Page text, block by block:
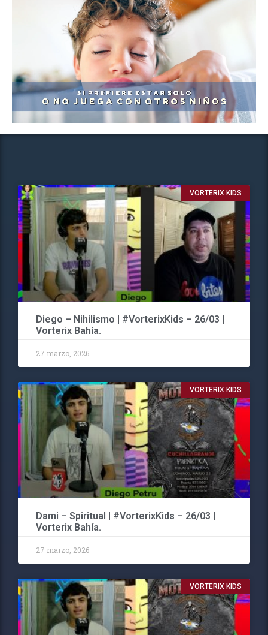
VORTERIX KIDS
Diego – Nihilismo | #VorterixKids – 26/03 |
Vorterix Bahía.
27 marzo, 2026
VORTERIX KIDS
Dami – Spiritual | #VorterixKids – 26/03 |
Vorterix Bahía.
27 marzo, 2026
VORTERIX KIDS